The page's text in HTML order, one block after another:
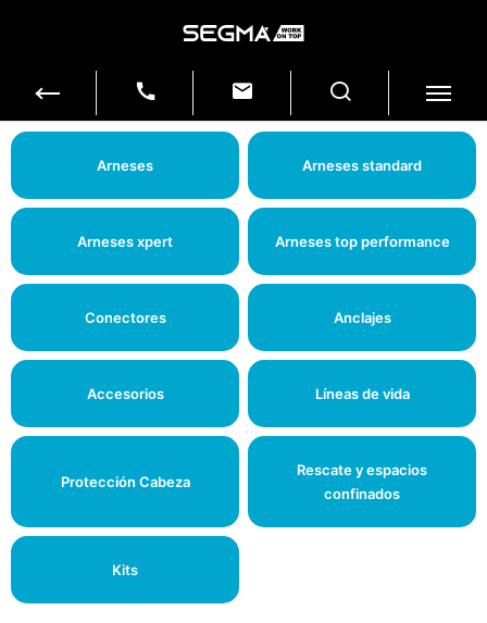
Arneses Arneses standard
Arneses xpert Arneses top performance
Conectores Anclajes
Accesorios Líneas de vida
Protección Cabeza
Rescate y espacios
confinados
Kits